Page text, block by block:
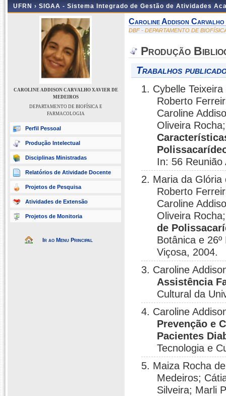
UFRN › SIGAA - Sistema Integrado de Gestão de Atividades
CAROLINE ADDISON CARVALHO XAVIER DE
MEDEIROS
DEPARTAMENTO DE BIOFÍSICA E
FARMACOLOGIA
Perfil Pessoal
Produção Intelectual
Disciplinas Ministradas
Relatórios de Atividade Docente
Projetos de Pesquisa
Atividades de Extensão
Projetos de Monitoria
Ir ao Menu Principal
Caroline Addison Carvalho
DBF - DEPARTAMENTO DE
Produção
Trabalhos
1. Cybelle
Roberto
Caroline
Oliveira
In: 56
2. Maria da Glória
Roberto
Caroline
Oliveira
de
Botânica e
Viçosa, 2004.
3. Caroline
Assistência
Cultural da
4. Caroline
Prevenção e
Pacientes
Tecnologia e
5. Maiza Rocha
Medeiros;
Silveira; Marli